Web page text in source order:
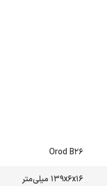
Orod B26
139x6x16 میلی‌متر